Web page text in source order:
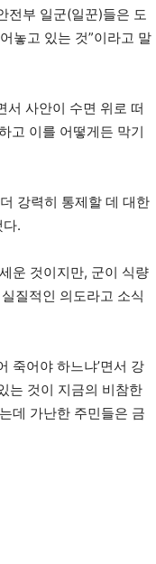
전부 일군(일꾼)들은 도
놓고 있는 것”이라고 말
서 사안이 수면 위로 떠
고 이를 어떻게든 막기
강력히 통제할 데 대한
.
운 것이지만, 군이 식량
질적인 의도라고 소식
죽어야 하느냐’면서 강
는 것이 지금의 비참한
데 가난한 주민들은 금